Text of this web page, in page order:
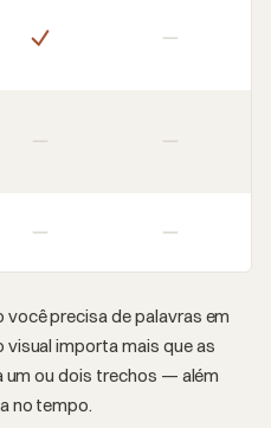
precisa de palavras em
visual importa mais que as
um ou dois trechos — além
no tempo.